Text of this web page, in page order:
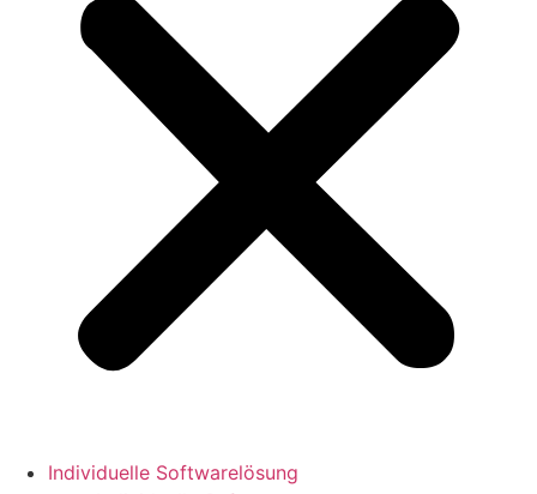
Individuelle Softwarelösung